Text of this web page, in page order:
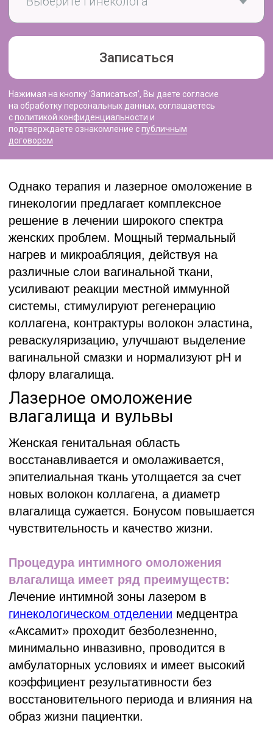
г. Минск ул. Стадионная, 5-98
Время работы: ежедневно с 8.00 до 21.00
Вход со стороны многоуровневого паркинга.
На прилегающей территории имеются парковочные
места.
ООО «Медицинский центр «Аксамит»
Юридический адрес:220053, Республика Беларусь,
г. Минск, ул. Стадионная, 5
УНП:192702677
Наши контакты: +375 (29) 156 44 24
Услуги
Отзывы
Контакты
Вакансии
О центре
Специалисты
Аллергология
Гинекология
Дерматология
Лазерная эпиляция
Информация